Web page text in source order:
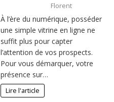
Florent
À l’ère du numérique, posséder
une simple vitrine en ligne ne
suffit plus pour capter
l’attention de vos prospects.
Pour vous démarquer, votre
présence sur…
Lire l'article